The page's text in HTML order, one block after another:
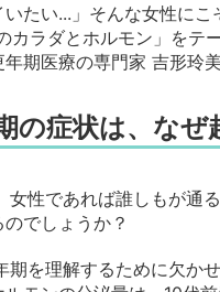
いたい...」そんな女性に
カラダとホルモン」を
期医療の専門家 吉形玲
の症状は、なぜ
女性であれば誰しもが通
でしょうか？
期を理解するために欠か